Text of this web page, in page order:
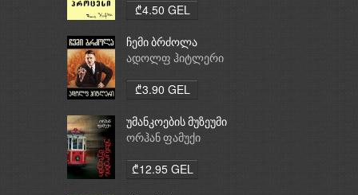
₾4.50 GEL
ჩემი ბრძოლა
ადოლფ ჰიტლერი
₾3.90 GEL
უმანკოების მუზეუმი
ორჰან ფამუქი
₾12.95 GEL